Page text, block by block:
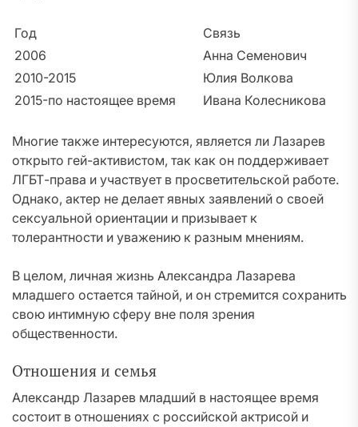
Год
Связь
2006
Анна Семенович
2010-2015
Юлия Волкова
2015-по настоящее время
Ивана Колесникова
Многие также интересуются, является ли Лазарев
открыто гей-активистом, так как он поддерживает
ЛГБТ-права и участвует в просветительской работе.
Однако, актер не делает явных заявлений о своей
сексуальной ориентации и призывает к
толерантности и уважению к разным мнениям.
В целом, личная жизнь Александра Лазарева
младшего остается тайной, и он стремится сохранить
свою интимную сферу вне поля зрения
общественности.
Отношения и семья
Александр Лазарев младший в настоящее время
состоит в отношениях с российской актрисой и